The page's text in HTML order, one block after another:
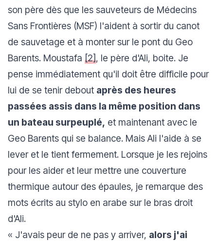
son père dès que les sauveteurs de Médecins
Sans Frontières (MSF) l'aident à sortir du canot
de sauvetage et à monter sur le pont du Geo
Barents. Moustafa [2], le père d'Ali, boite. Je
pense immédiatement qu'il doit être difficile pour
lui de se tenir debout après des heures
passées assis dans la même position dans
un bateau surpeuplé, et maintenant avec le
Geo Barents qui se balance. Mais Ali l'aide à se
lever et le tient fermement. Lorsque je les rejoins
pour les aider et leur mettre une couverture
thermique autour des épaules, je remarque des
mots écrits au stylo en arabe sur le bras droit
d'Ali.
« J'avais peur de ne pas y arriver, alors j'ai